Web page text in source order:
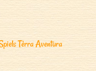
Tèrra Aventura